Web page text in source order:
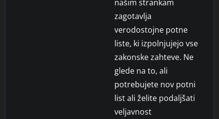
našim strankam
zagotavlja
verodostojne potne
liste, ki izpolnjujejo vse
zakonske zahteve. Ne
glede na to, ali
potrebujete nov potni
list ali želite podaljšati
veljavnost